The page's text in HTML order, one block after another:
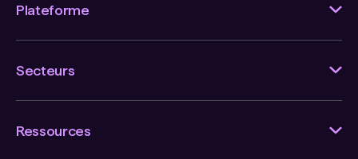
Plateforme
Secteurs
Ressources